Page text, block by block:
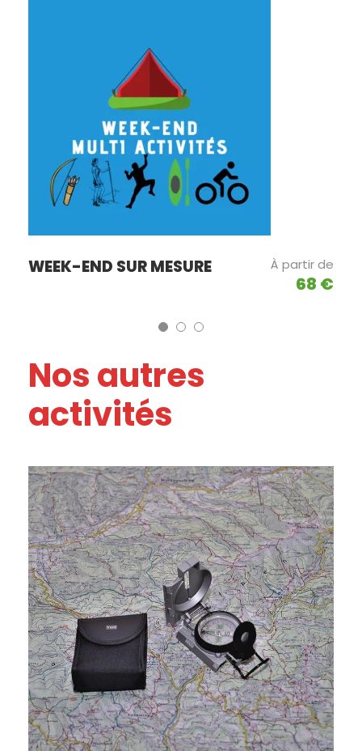
WEEK-END SUR MESURE À partir de
68 €
Nos autres
activités